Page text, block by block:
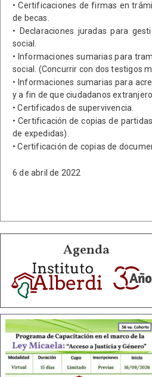
• Certificaciones de firmas en
de becas.
• Declaraciones juradas para
social.
• Informaciones sumarias para
social. (Concurrir con dos testigos
• Informaciones sumarias para
y a fin de que ciudadanos
• Certificados de supervivencia.
• Certificación de copias de
de expedidas).
• Certificación de copias de
6 de abril de 2022
Agenda